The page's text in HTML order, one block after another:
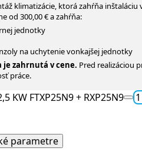
klimatizácie, ktorá zahŕňa
od 300,00 € a zahŕňa:
jednotky
na uchytenie vonkajšej jednotky
je zahrnutá v cene. Pred realizáciou
práce.
KW FTXP25N9 + RXP25N9
parametre